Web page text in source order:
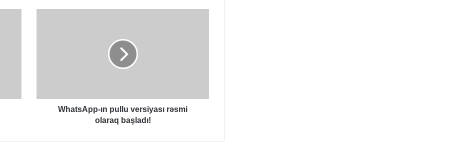
WhatsApp-ın pullu versiyası rəsmi
olaraq başladı!